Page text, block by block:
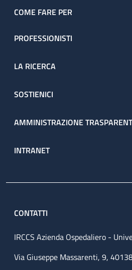
COME FARE PER
PROFESSIONISTI
LA RICERCA
SOSTIENICI
AMMINISTRAZIONE
INTRANET
CONTATTI
IRCCS Azienda Ospedaliero -
Via Giuseppe Massarenti, 9,